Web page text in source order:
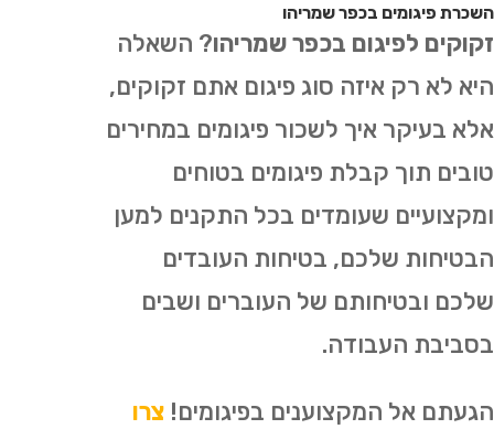
השכרת פיגומים בכפר שמריהו
זקוקים לפיגום בכפר שמריהו? השאלה
היא לא רק איזה סוג פיגום אתם זקוקים,
אלא בעיקר איך לשכור פיגומים במחירים
טובים תוך קבלת פיגומים בטוחים
ומקצועיים שעומדים בכל התקנים למען
הבטיחות שלכם, בטיחות העובדים
שלכם ובטיחותם של העוברים ושבים
בסביבת העבודה.
הגעתם אל המקצוענים בפיגומים! צרו